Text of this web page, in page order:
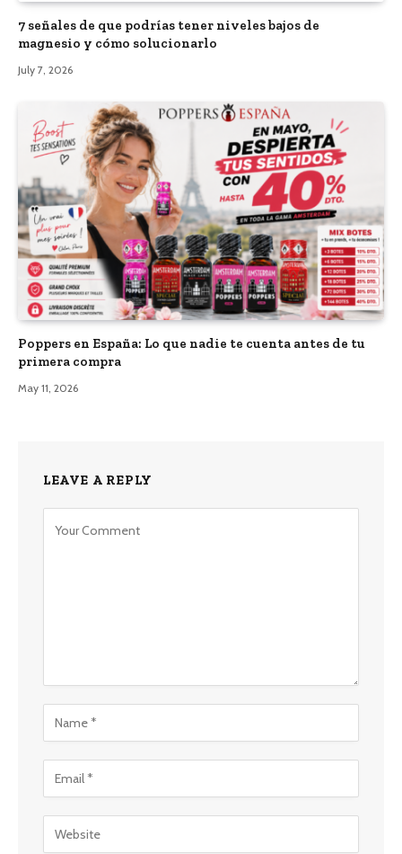
7 señales de que podrías tener niveles bajos de
magnesio y cómo solucionarlo
July 7, 2026
Poppers en España: Lo que nadie te cuenta antes de tu
primera compra
May 11, 2026
LEAVE A REPLY